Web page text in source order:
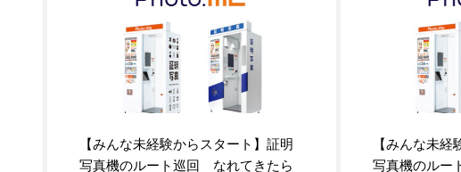
【みんな未経験からスタート】証明
写真機のルート巡回 なれてきたら
【みんな未
写真機のルー